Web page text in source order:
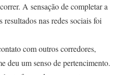
A sensação de completar a
nas redes sociais foi
com outros corredores,
deu um senso de pertencimento.